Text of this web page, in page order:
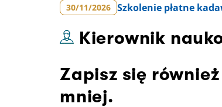
30/11/2026 Szkolenie płatne
Kierownik
Zapisz się
mniej.